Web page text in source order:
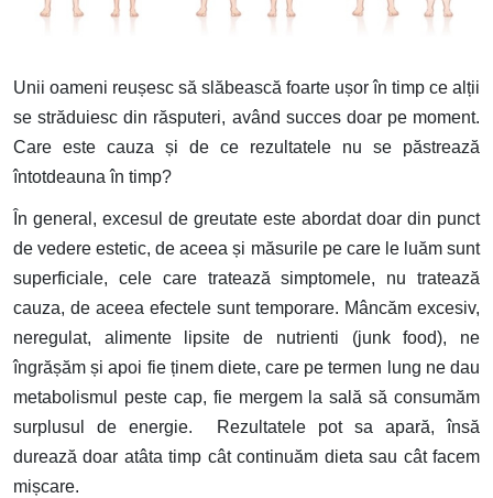
Unii oameni reușesc să slăbească foarte ușor în timp ce alții
se străduiesc din răsputeri, având succes doar pe moment.
Care este cauza și de ce rezultatele nu se păstrează
întotdeauna în timp?
În general, excesul de greutate este abordat doar din punct
de vedere estetic, de aceea și măsurile pe care le luăm sunt
superficiale, cele care tratează simptomele, nu tratează
cauza, de aceea efectele sunt temporare. Mâncăm excesiv,
neregulat, alimente lipsite de nutrienti (junk food), ne
îngrășăm și apoi fie ținem diete, care pe termen lung ne dau
metabolismul peste cap, fie mergem la sală să consumăm
surplusul de energie. Rezultatele pot sa apară, însă
durează doar atâta timp cât continuăm dieta sau cât facem
mișcare.